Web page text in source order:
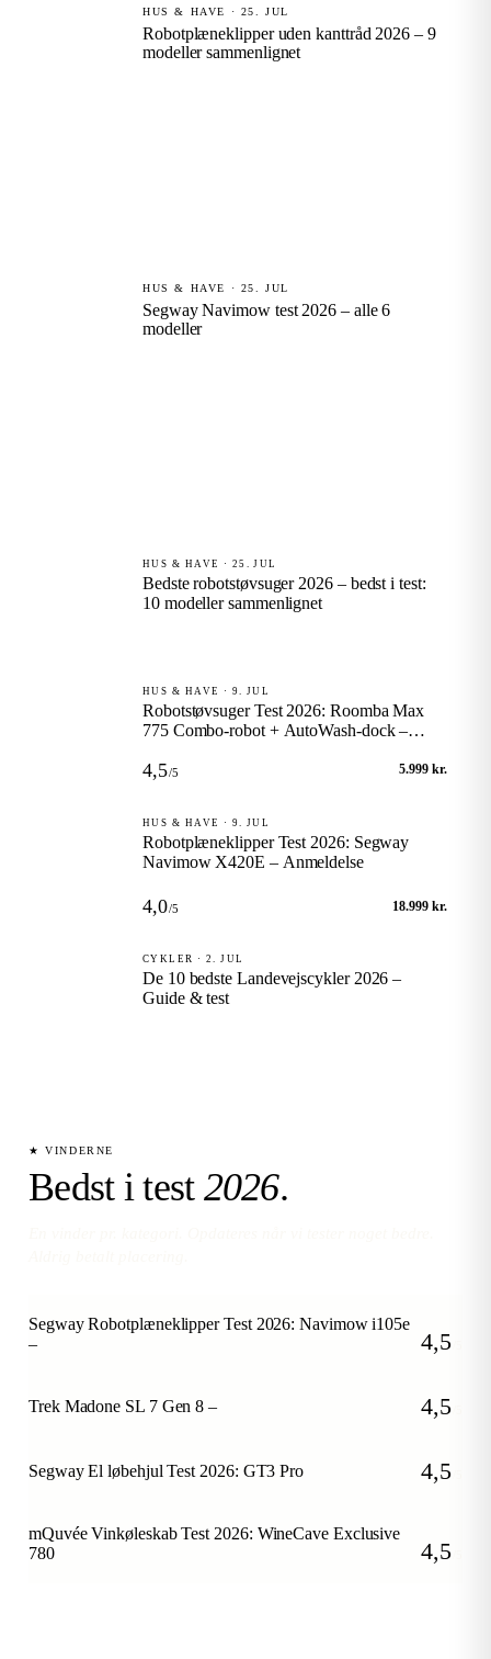
HUS & HAVE · 25. JUL
Robotplæneklipper uden kanttråd 2026 – 9
modeller sammenlignet
HUS & HAVE · 25. JUL
Segway Navimow test 2026 – alle 6
modeller
HUS & HAVE · 25. JUL
Bedste robotstøvsuger 2026 – bedst i test:
10 modeller sammenlignet
HUS & HAVE · 9. JUL
Robotstøvsuger Test 2026: Roomba Max
775 Combo-robot + AutoWash-dock –
4,5/5 5.999 kr.
HUS & HAVE · 9. JUL
Robotplæneklipper Test 2026: Segway
Navimow X420E – Anmeldelse
4,0/5 18.999 kr.
CYKLER · 2. JUL
De 10 bedste Landevejscykler 2026 –
Guide & test
★ VINDERNE
Bedst i test 2026.
Segway Robotplæneklipper Test 2026: Navimow i105e
–
4,5
Trek Madone SL 7 Gen 8 – 4,5
Segway El løbehjul Test 2026: GT3 Pro 4,5
mQuvée Vinkøleskab Test 2026: WineCave Exclusive
780
4,5